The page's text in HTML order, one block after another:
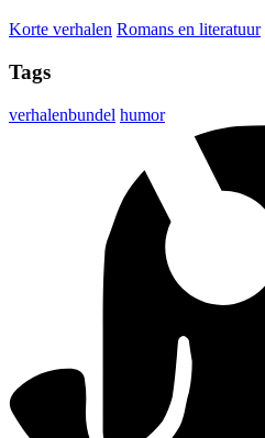
Korte verhalen Romans en literatuur
Tags
verhalenbundel humor